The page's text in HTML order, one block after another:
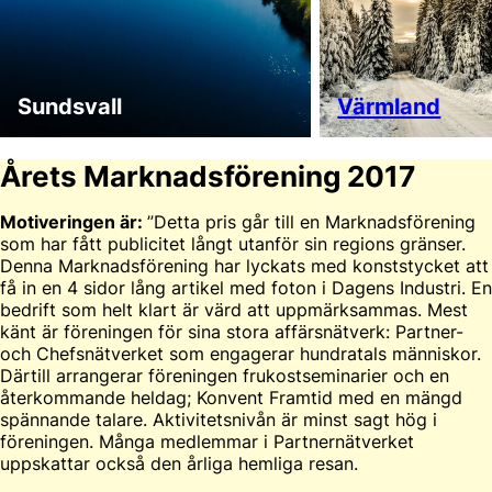
Sundsvall Värmland
Årets Marknadsförening 2017
Motiveringen är: ”Detta pris går till en Marknadsförening
som har fått publicitet långt utanför sin regions gränser.
Denna Marknadsförening har lyckats med konststycket att
få in en 4 sidor lång artikel med foton i Dagens Industri. En
bedrift som helt klart är värd att uppmärksammas. Mest
känt är föreningen för sina stora affärsnätverk: Partner-
och Chefsnätverket som engagerar hundratals människor.
Därtill arrangerar föreningen frukostseminarier och en
återkommande heldag; Konvent Framtid med en mängd
spännande talare. Aktivitetsnivån är minst sagt hög i
föreningen. Många medlemmar i Partnernätverket
uppskattar också den årliga hemliga resan.